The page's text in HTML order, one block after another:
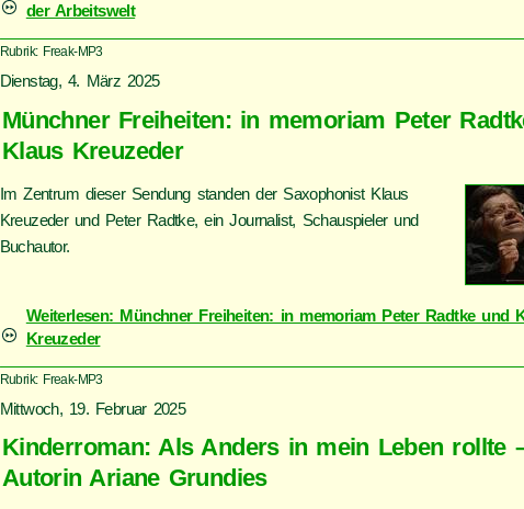
der Arbeitswelt
Rubrik: Freak-MP3
Dienstag, 4. März 2025
Münchner Freiheiten: in memoriam Peter
Klaus Kreuzeder
Im Zentrum dieser Sendung standen der Saxophonist Klaus
Kreuzeder und Peter Radtke, ein Journalist, Schauspieler und
Buchautor.
Weiterlesen: Münchner Freiheiten: in memoriam Peter Radtke und
Kreuzeder
Rubrik: Freak-MP3
Mittwoch, 19. Februar 2025
Kinderroman: Als Anders in mein Leben rollte
Autorin Ariane Grundies